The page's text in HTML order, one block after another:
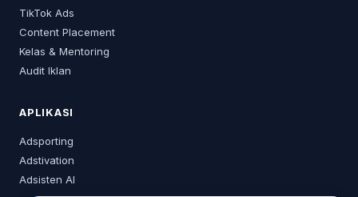
TikTok Ads
Content Placement
Kelas & Mentoring
Audit Iklan
APLIKASI
Adsporting
Adstivation
Adsisten AI